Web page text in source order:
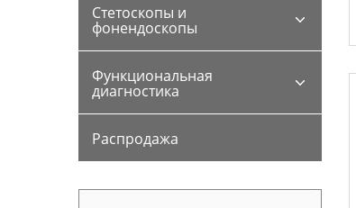
Стетоскопы и
фонендоскопы
Функциональная
диагностика
Распродажа